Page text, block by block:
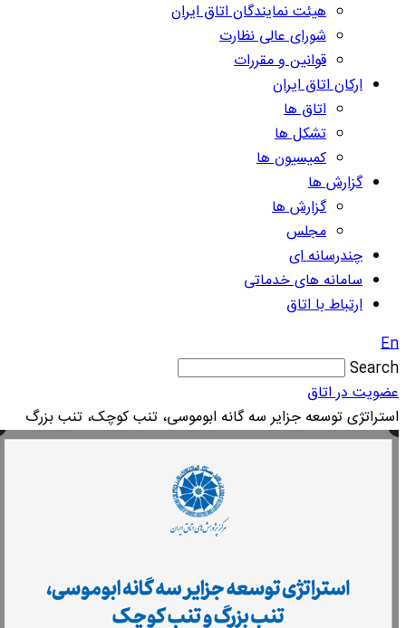
هیئت نمایندگان اتاق ایران
شورای عالی نظارت
قوانین و مقررات
ارکان اتاق ایران
اتاق ها
تشکل ها
کمیسیون ها
گزارش ها
گزارش ها
مجلس
چندرسانه ای
سامانه های خدماتی
ارتباط با اتاق
En
Search
عضویت در اتاق
استراتژی توسعه جزایر سه گانه ابوموسی، تنب کوچک، تنب بزرگ